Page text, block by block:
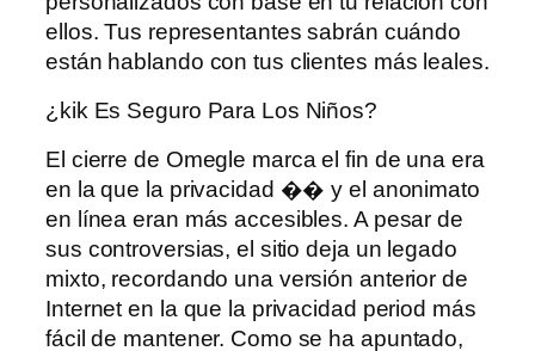
ellos. Tus representantes sabrán cuándo
están hablando con tus clientes más leales.
¿kik Es Seguro Para Los Niños?
El cierre de Omegle marca el fin de una era
en la que la privacidad �� y el anonimato
en línea eran más accesibles. A pesar de
sus controversias, el sitio deja un legado
mixto, recordando una versión anterior de
Internet en la que la privacidad period más
fácil de mantener. Como se ha apuntado,